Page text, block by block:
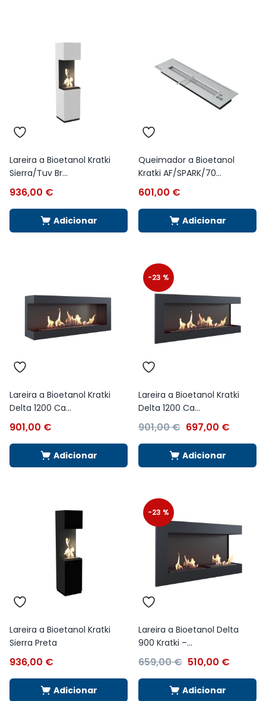
Lareira a Bioetanol Kratki
Sierra/Tuv Br...
936,00 €
Adicionar
Queimador a Bioetanol
Kratki AF/SPARK/70...
601,00 €
Adicionar
Lareira a Bioetanol Kratki
Delta 1200 Ca...
901,00 €
Adicionar
-23 %
Lareira a Bioetanol Kratki
Delta 1200 Ca...
901,00€ 697,00 €
Adicionar
Lareira a Bioetanol Kratki
Sierra Preta
936,00 €
Adicionar
-23 %
Lareira a Bioetanol Delta
900 Kratki –...
659,00€ 510,00 €
Adicionar